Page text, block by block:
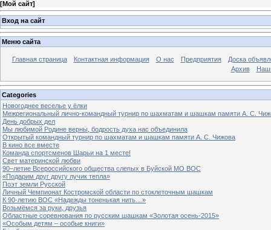
[Мой сайт]
Вход на сайт
Меню сайта
Главная страница Контактная информация О нас Предприятия
Доска
Архив
Categories
Новогоднее веселье у ёлки
Межрегиональный лично-командный турнир по шахматам и шашкам памяти А. С.
День добрых дел
Мы любимой Родине верны, бодрость духа нас объединила
Открытый командный турнир по шахматам и шашкам памяти А. С. Чижова
В кино все вместе
Команда спортсменов Шарьи на 1 месте!
Свет материнской любви
90–летие Всероссийского общества слепых в Буйской МО ВОС
«Подарим друг другу лучик тепла»
Поэт земли Русской
Личный Чемпионат Костромской области по стоклеточным шашкам
К 90-летию ВОС «Надежды тоненькая нить…»
Возьмёмся за руки, друзья
Областные соревнования по русским шашкам «Золотая осень-2015»
«Особым детям – особые книги»